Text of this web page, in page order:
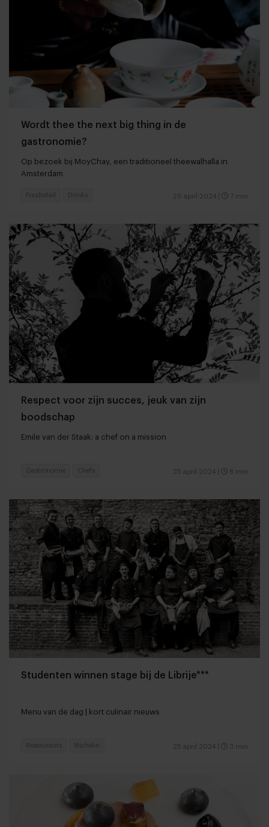
Wordt thee the next big thing in de
gastronomie?
Op bezoek bij MoyChay, een traditioneel theewalhalla in
Amsterdam
26 april 2024 7 min
Foodretail Drinks
Respect voor zijn succes, jeuk van zijn
boodschap
Emile van der Staak: a chef on a mission
25 april 2024 8 min
Gastronomie Chefs
Studenten winnen stage bij de Librije***
Menu van de dag | kort culinair nieuws
25 april 2024 3 min
Restaurants Michelin